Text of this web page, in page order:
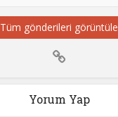
Tüm gönderileri görüntüle
Yorum Yap